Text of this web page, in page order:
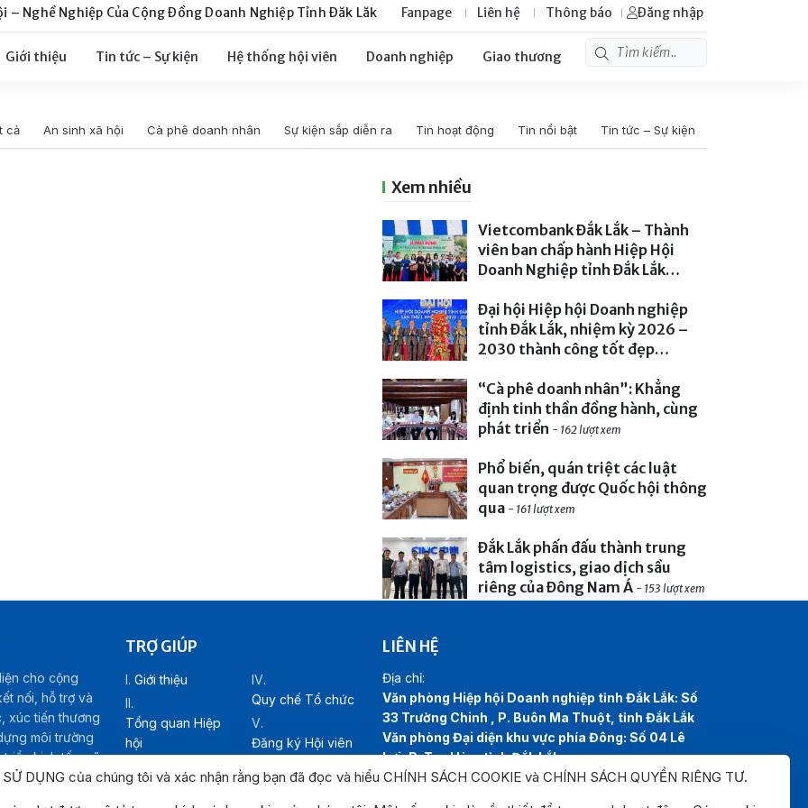
– Nghề Nghiệp Của Cộng Đồng Doanh Nghiệp Tỉnh Đăk Lăk Fanpage Liên hệ Thông báo Đăng nhập
Giới thiệu Tin tức – Sự kiện Hệ thống hội viên Doanh nghiệp Giao thương
cả An sinh xã hội Cà phê doanh nhân Sự kiện sắp diễn ra Tin hoạt động Tin nổi bật Tin tức – Sự kiện
Xem nhiều
Vietcombank Đắk Lắk – Thành
viên ban chấp hành Hiệp Hội
Doanh Nghiệp tỉnh Đắk Lắk
trồng cây đời đời nhớ ơn Bác Hồ”
năm 2026- 230 lượt xem
Đại hội Hiệp hội Doanh nghiệp
tỉnh Đắk Lắk, nhiệm kỳ 2026 –
2030 thành công tốt đẹp
“Cà phê doanh nhân”: Khẳng
định tinh thần đồng hành, cùng
phát triển - 162 lượt xem
Phổ biến, quán triệt các luật
quan trọng được Quốc hội thông
qua - 161 lượt xem
Đắk Lắk phấn đấu thành trung
tâm logistics, giao dịch sầu
riêng của Đông Nam Á - 153 lượt xem
cho cộng
nối, hỗ trợ và
xúc tiến thương
môi trường
kinh tế – xã
TRỢ GIÚP
Giới thiệu
Tổng quan Hiệp
hội
Quy chế Tổ chức
Đăng ký Hội viên
LIÊN HỆ
Địa chỉ:
Văn phòng Hiệp hội Doanh nghiệp tỉnh Đắk Lắk: Số
33 Trường Chinh , P. Buôn Ma Thuột, tỉnh Đắk Lắk
Văn phòng Đại diện khu vực phía Đông: Số 04 Lê
Lợi, P. Tuy Hòa, tỉnh Đắk Lắk
Hotline: 0262.3825999
0262.3827999
Email:
hiephoidoanhnghiepdaklak@gmail.com
DỤNG của chúng tôi và xác nhận rằng bạn đã đọc và hiểu CHÍNH SÁCH COOKIE và CHÍNH SÁCH QUYỀN RIÊNG TƯ.